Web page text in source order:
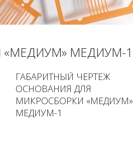
МЕДИУМ-1
ГАБАРИТНЫЙ ЧЕРТЕЖ
ОСНОВАНИЯ ДЛЯ
МИКРОСБОРКИ «МЕДИУМ»
МЕДИУМ-1